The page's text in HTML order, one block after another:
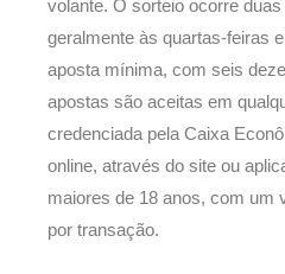
volante. O sorteio ocorre
geralmente às quartas-feiras
aposta mínima, com seis
apostas são aceitas em
credenciada pela Caixa
online, através do site ou
maiores de 18 anos, com um
por transação.